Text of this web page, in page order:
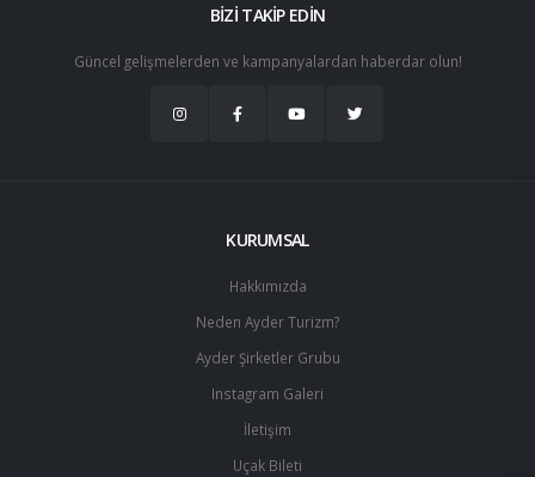
BİZİ TAKİP EDİN
Güncel gelişmelerden ve kampanyalardan haberdar olun!
KURUMSAL
Hakkımızda
Neden Ayder Turizm?
Ayder Şirketler Grubu
Instagram Galeri
İletişim
Uçak Bileti